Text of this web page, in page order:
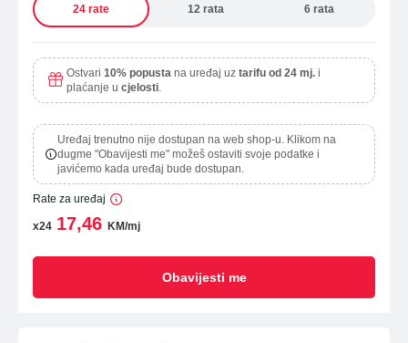
24 rate 12 rata 6 rata
Ostvari 10% popusta na uređaj uz tarifu od 24 mj. i
plaćanje u cjelosti.
Uređaj trenutno nije dostupan na web shop-u. Klikom na
dugme "Obavijesti me" možeš ostaviti svoje podatke i
javićemo kada uređaj bude dostupan.
Rate za uređaj
x24 17,46 KM/mj
Obavijesti me